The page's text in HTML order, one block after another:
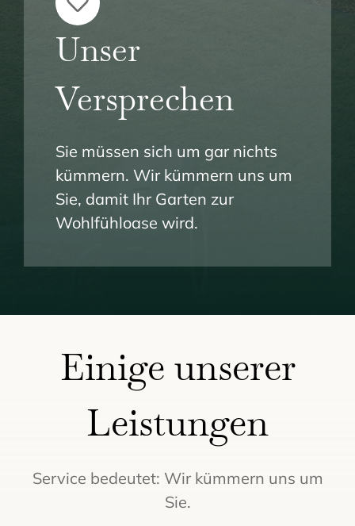
Unser
Versprechen
Sie müssen sich um gar nichts
kümmern. Wir kümmern uns um
Sie, damit Ihr Garten zur
Wohlfühloase wird.
Einige unserer
Leistungen
Service bedeutet: Wir kümmern uns um
Sie.